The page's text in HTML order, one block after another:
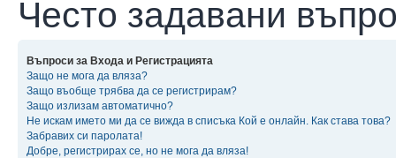
Често задавани
Въпроси за Входа и Регистрацията
Защо не мога да вляза?
Защо въобще трябва да се регистрирам?
Защо излизам автоматично?
Не искам името ми да се вижда в списъка Кой е онлайн. Как става това?
Забравих си паролата!
Добре, регистрирах се, но не мога да вляза!